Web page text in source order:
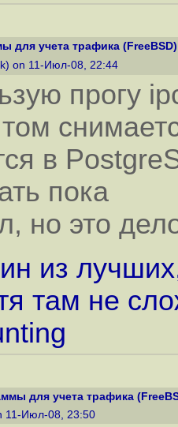
для учета трафика
on 11-Июл-08, 22:44
прогу
в
пока
но это
из
там не
для учета трафика
11-Июл-08, 23:50